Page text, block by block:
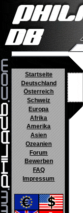
Startseite
Deutschland
Österreich
Schweiz
Europa
Afrika
Amerika
Asien
Ozeanien
Forum
Bewerben
FAQ
Impressum